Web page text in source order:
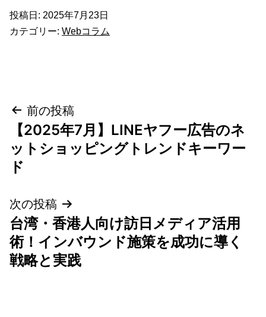
投稿日: 2025年7月23日
カテゴリー: Webコラム
投
稿
ナ
ビ
ゲ
ー
前の投稿
【2025年7月】LINEヤフー広告のネ
ットショッピングトレンドキーワー
ド
次の投稿
台湾・香港人向け訪日メディア活用
術！インバウンド施策を成功に導く
戦略と実践